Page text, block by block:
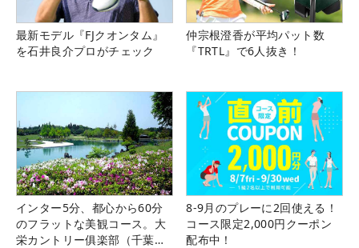
最新モデル『FJクオンタム』
を石井良介プロがチェック
仲宗根澄香が平均パット数
『TRTL』で6人抜き！
インター5分、都心から60分
のフラットな美観コース。大
栄カントリー俱楽部（千葉
8-9月のプレーに2回使える！
コース限定2,000円クーポン
配布中！